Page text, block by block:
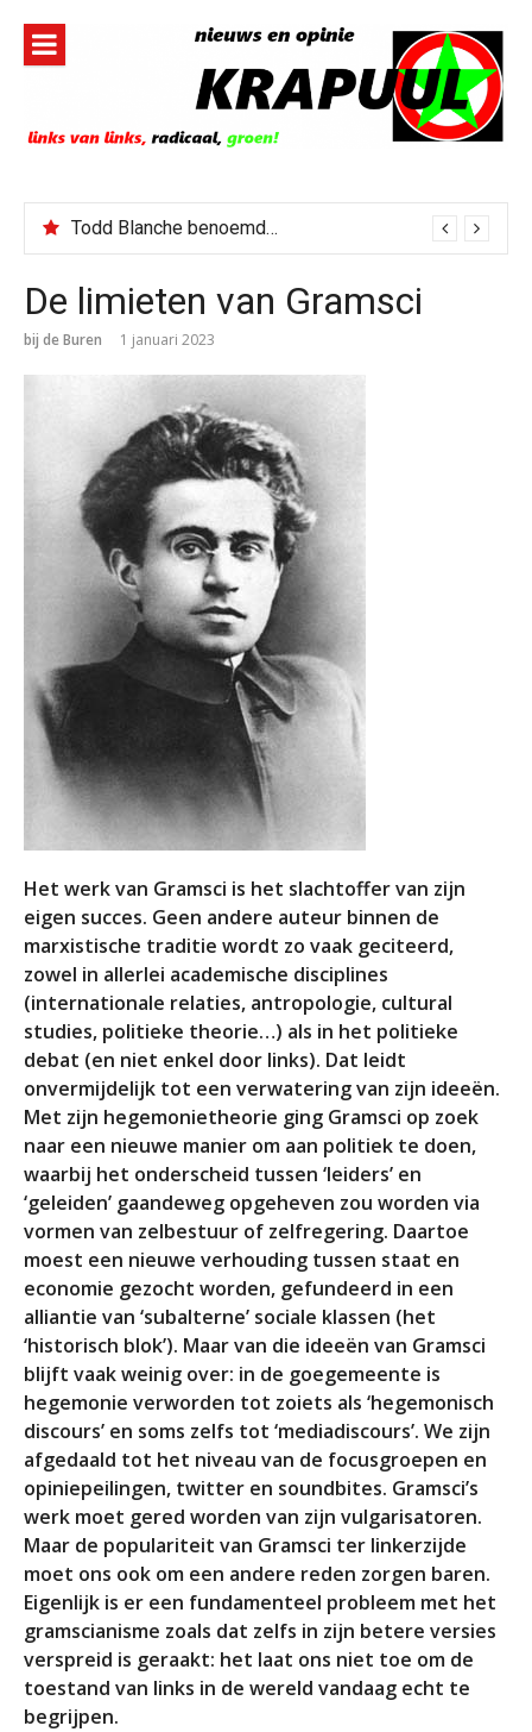
inhoud
Todd Blanche benoemd tot Attorney General
De limieten van Gramsci
bij de Buren 1 januari 2023
Het werk van Gramsci is het slachtoffer van zijn
eigen succes. Geen andere auteur binnen de
marxistische traditie wordt zo vaak geciteerd,
zowel in allerlei academische disciplines
(internationale relaties, antropologie, cultural
studies, politieke theorie…) als in het politieke
debat (en niet enkel door links). Dat leidt
onvermijdelijk tot een verwatering van zijn ideeën.
Met zijn hegemonietheorie ging Gramsci op zoek
naar een nieuwe manier om aan politiek te doen,
waarbij het onderscheid tussen ‘leiders’ en
‘geleiden’ gaandeweg opgeheven zou worden via
vormen van zelbestuur of zelfregering. Daartoe
moest een nieuwe verhouding tussen staat en
economie gezocht worden, gefundeerd in een
alliantie van ‘subalterne’ sociale klassen (het
‘historisch blok’). Maar van die ideeën van Gramsci
blijft vaak weinig over: in de goegemeente is
hegemonie verworden tot zoiets als ‘hegemonisch
discours’ en soms zelfs tot ‘mediadiscours’. We zijn
afgedaald tot het niveau van de focusgroepen en
opiniepeilingen, twitter en soundbites. Gramsci’s
werk moet gered worden van zijn vulgarisatoren.
Maar de populariteit van Gramsci ter linkerzijde
moet ons ook om een andere reden zorgen baren.
Eigenlijk is er een fundamenteel probleem met het
gramscianisme zoals dat zelfs in zijn betere versies
verspreid is geraakt: het laat ons niet toe om de
toestand van links in de wereld vandaag echt te
begrijpen.